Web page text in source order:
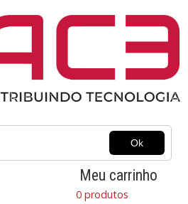
Meu carrinho
0 produtos